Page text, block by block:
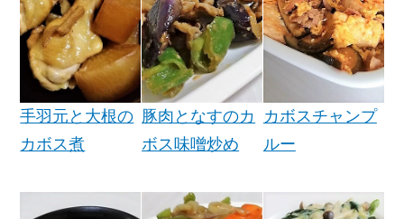
手羽元と大根の
カボス煮
豚肉となすのカ
ボス味噌炒め
カボスチャンプ
ルー